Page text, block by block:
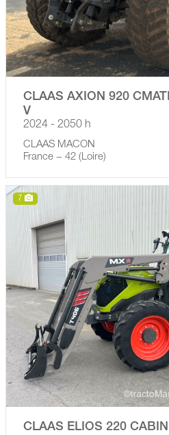
CLAAS AXION 920
V
2024 - 2050 h
CLAAS MACON
France − 42 (Loire)
7
CLAAS ELIOS 220